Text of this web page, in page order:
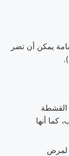
يمكن أن تضر
).
القشطة
كما أنها
لمرض